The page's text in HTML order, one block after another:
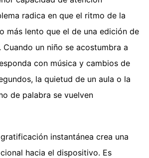
radica en que el ritmo de la
más lento que el de una edición de
un niño se acostumbra a
con música y cambios de
la quietud de un aula o la
de palabra se vuelven
instantánea crea una
hacia el dispositivo. Es